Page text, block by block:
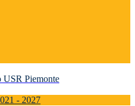
USR Piemonte
- 2027